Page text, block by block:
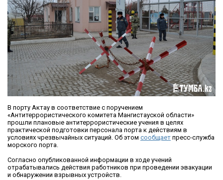
В порту Актау в соответствие с поручением
«Антитеррористического комитета Мангистауской области»
прошли плановые антитеррористические учения в целях
практической подготовки персонала порта к действиям в
условиях чрезвычайных ситуаций. Об этом сообщает пресс-служба
морского порта.
Согласно опубликованной информации в ходе учений
отрабатывались действия работников при проведении эвакуации
и обнаружении взрывных устройств.